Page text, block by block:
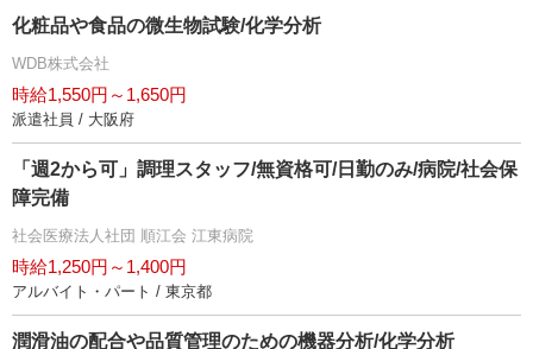
化粧品や食品の微生物試験/化学分析
WDB株式会社
時給1,550円～1,650円
派遣社員 / 大阪府
「週2から可」調理スタッフ/無資格可/日勤のみ/病院/社会保
障完備
社会医療法人社団 順江会 江東病院
時給1,250円～1,400円
アルバイト・パート / 東京都
潤滑油の配合や品質管理のための機器分析/化学分析